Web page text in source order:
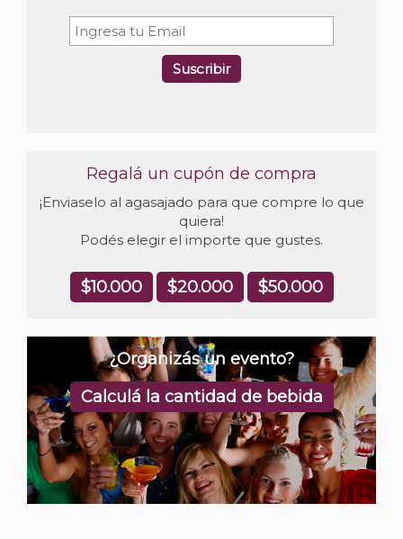
Suscribir
Regalá un cupón de compra
¡Enviaselo al agasajado para que compre lo que
quiera!
Podés elegir el importe que gustes.
$10.000 $20.000 $50.000
¿Organizás un evento?
Calculá la cantidad de bebida